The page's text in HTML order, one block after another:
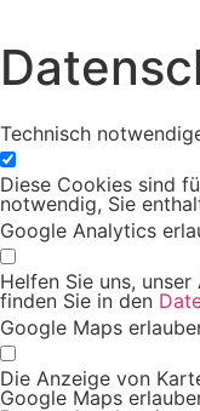
Technisch
Diese Cookies sind
notwendig, Sie
Google Analytics
Helfen Sie uns,
finden Sie in den
Google Maps
Die Anzeige von
Google Maps